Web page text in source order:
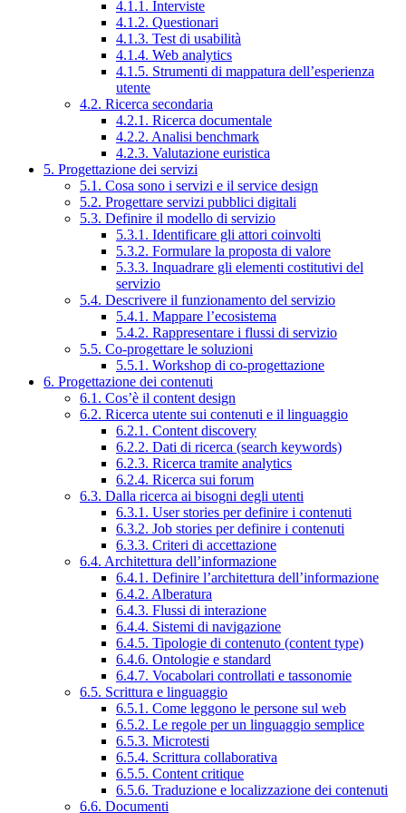
4.1.1. Interviste
4.1.2. Questionari
4.1.3. Test di usabilità
4.1.4. Web analytics
4.1.5. Strumenti di mappatura dell’esperienza
utente
4.2. Ricerca secondaria
4.2.1. Ricerca documentale
4.2.2. Analisi benchmark
4.2.3. Valutazione euristica
5. Progettazione dei servizi
5.1. Cosa sono i servizi e il service design
5.2. Progettare servizi pubblici digitali
5.3. Definire il modello di servizio
5.3.1. Identificare gli attori coinvolti
5.3.2. Formulare la proposta di valore
5.3.3. Inquadrare gli elementi costitutivi del
servizio
5.4. Descrivere il funzionamento del servizio
5.4.1. Mappare l’ecosistema
5.4.2. Rappresentare i flussi di servizio
5.5. Co-progettare le soluzioni
5.5.1. Workshop di co-progettazione
6. Progettazione dei contenuti
6.1. Cos’è il content design
6.2. Ricerca utente sui contenuti e il linguaggio
6.2.1. Content discovery
6.2.2. Dati di ricerca (search keywords)
6.2.3. Ricerca tramite analytics
6.2.4. Ricerca sui forum
6.3. Dalla ricerca ai bisogni degli utenti
6.3.1. User stories per definire i contenuti
6.3.2. Job stories per definire i contenuti
6.3.3. Criteri di accettazione
6.4. Architettura dell’informazione
6.4.1. Definire l’architettura dell’informazione
6.4.2. Alberatura
6.4.3. Flussi di interazione
6.4.4. Sistemi di navigazione
6.4.5. Tipologie di contenuto (content type)
6.4.6. Ontologie e standard
6.4.7. Vocabolari controllati e tassonomie
6.5. Scrittura e linguaggio
6.5.1. Come leggono le persone sul web
6.5.2. Le regole per un linguaggio semplice
6.5.3. Microtesti
6.5.4. Scrittura collaborativa
6.5.5. Content critique
6.5.6. Traduzione e localizzazione dei contenuti
6.6. Documenti